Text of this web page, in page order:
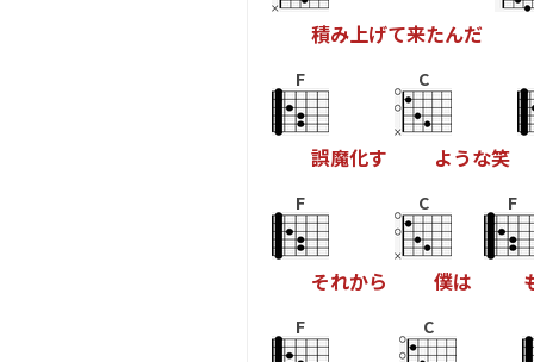
積み上げて来たんだ
F
誤魔化す
C
ような笑
F
それから
C
僕は
F
F C